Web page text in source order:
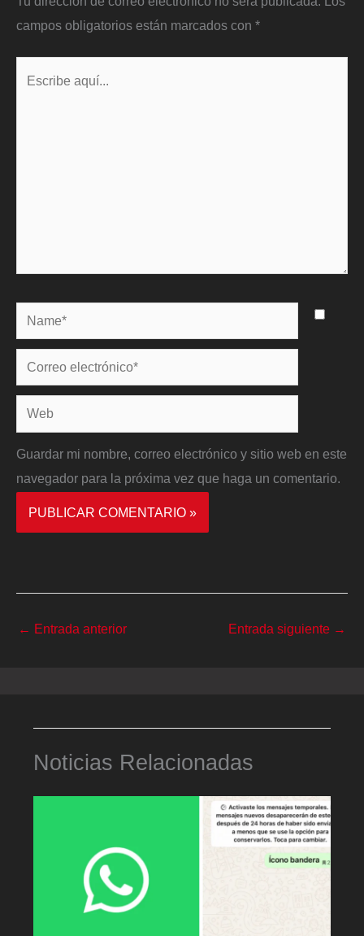
campos obligatorios están marcados con *
Name*
Correo
electrónico*
Web
Guardar mi nombre, correo electrónico y sitio web en este
navegador para la próxima vez que haga un comentario.
← Entrada anterior Entrada siguiente →
Noticias Relacionadas